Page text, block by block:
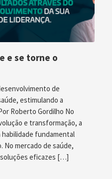
e se torne o
de
estimulando a
Roberto Gordilho No
e transformação, a
fundamental
mercado de saúde,
soluções eficazes […]